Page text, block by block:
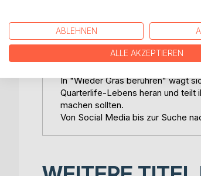
Wie gehen wir durch die Welt?
wir für deren Beantwortung auch
Nicht umsonst ist die Phrase
In "Wieder Gras berühren" wagt
Quarterlife-Lebens heran und teilt
machen sollten.
Von Social Media bis zur Suche
ABLEHNEN
ALLE AKZEPTIEREN